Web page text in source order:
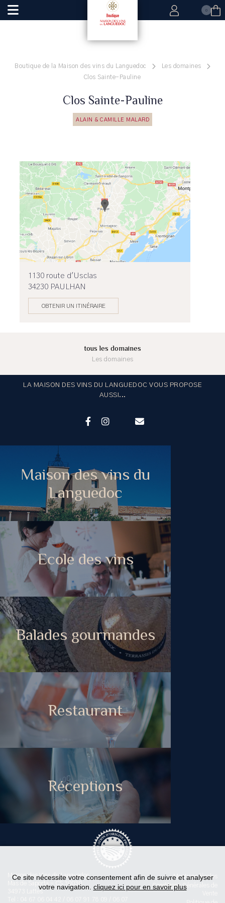
0
Boutique de la Maison des vins du Languedoc
Les domaines
Clos Sainte-Pauline
Clos Sainte-Pauline
ALAIN & CAMILLE MALARD
1130 route d'Usclas
34230 PAULHAN
OBTENIR UN ITINÉRAIRE
tous les domaines
Les domaines
LA MAISON DES VINS DU LANGUEDOC VOUS PROPOSE
AUSSI...
Maison des vins du
Languedoc
Ecole des vins
Balades gourmandes
Restaurant
Réceptions
Maison des Vins du Languedoc
Mas de Saporta - CS 30030
34973 Lattes
Mentions légales
Conditions Générales de
Ce site nécessite votre consentement afin de suivre et analyser
votre navigation. cliquez ici pour en savoir plus